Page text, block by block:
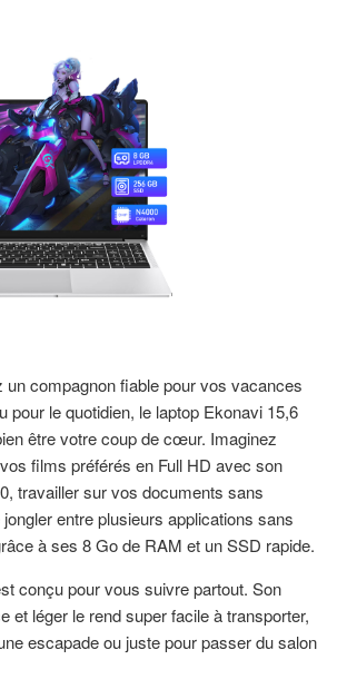
compagnon fiable pour vos vacances
pour le quotidien, le laptop Ekonavi 15,6
être votre coup de cœur. Imaginez
films préférés en Full HD avec son
travailler sur vos documents sans
entre plusieurs applications sans
à ses 8 Go de RAM et un SSD rapide.
conçu pour vous suivre partout. Son
et léger le rend super facile à transporter,
escapade ou juste pour passer du salon